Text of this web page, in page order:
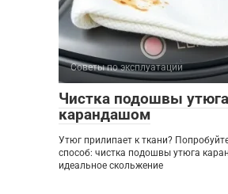
Советы по эксплуатации
Чистка подошвы утюга
карандашом
Утюг прилипает к ткани?
способ: чистка подошвы утюга
идеальное скольжение